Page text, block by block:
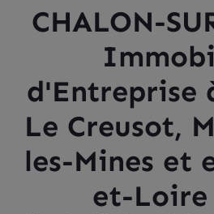
CHALON-
d'Entreprise
Le Creusot,
les-Mines et
et-Loire